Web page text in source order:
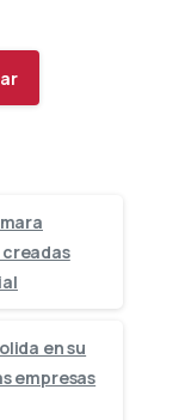
en su
empresas